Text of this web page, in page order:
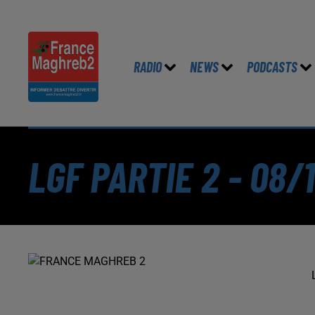
RADIO NEWS PODCASTS
LGF PARTIE 2 -